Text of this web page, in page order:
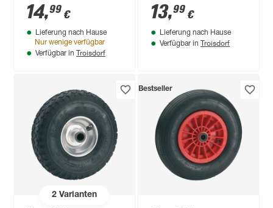
mm
14,99 €
Lieferung nach Hause
Nur wenige verfügbar
Verfügbar in Troisdorf
100 mm
13,99 €
Lieferung nach Hause
Verfügbar in Troisdorf
2Varianten
Bestseller